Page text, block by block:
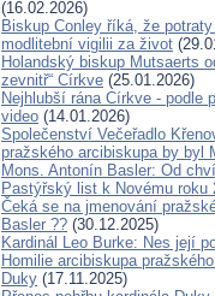
(16.02.2026)
Biskup Conley říká, že
modlitební vigilii za život
Holandský biskup Mutsaerts
zevnitř“ Církve (25.01.2026)
Nejhlubší rána Církve - podle
video (14.01.2026)
Společenství Večeřadlo
pražského arcibiskupa by byl
Mons. Antonín Basler: Od
Pastýřský list k Novému roku
Čeká se na jmenování
Basler ?? (30.12.2025)
Kardinál Leo Burke: Nes její
Homilie arcibiskupa
Duky (17.11.2025)